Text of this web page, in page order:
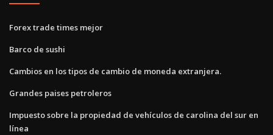
Forex trade times mejor
Barco de sushi
Cambios en los tipos de cambio de moneda extranjera.
Grandes paises petroleros
Impuesto sobre la propiedad de vehículos de carolina del sur en
línea